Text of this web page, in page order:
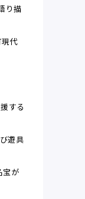
り描
代
する
遊具
宝が